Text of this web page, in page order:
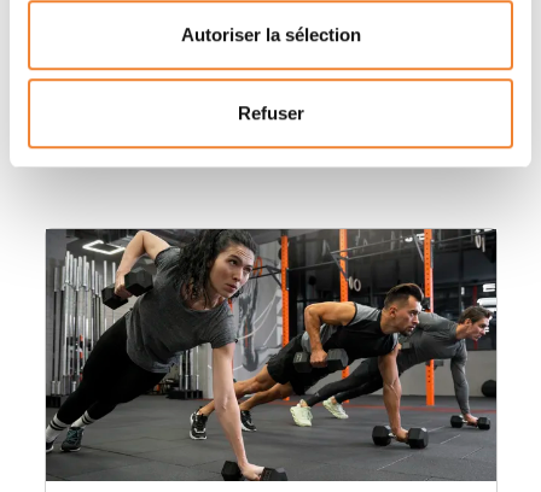
Autoriser la sélection
Refuser
Autres annonces qui pourraient vous
intéresser